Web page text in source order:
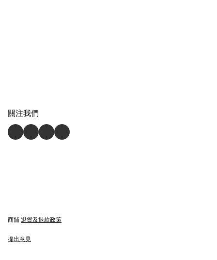
關注我們
商舖退貨及退款政策
提出意見